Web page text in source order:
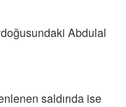
Abdulal
saldırıda ise